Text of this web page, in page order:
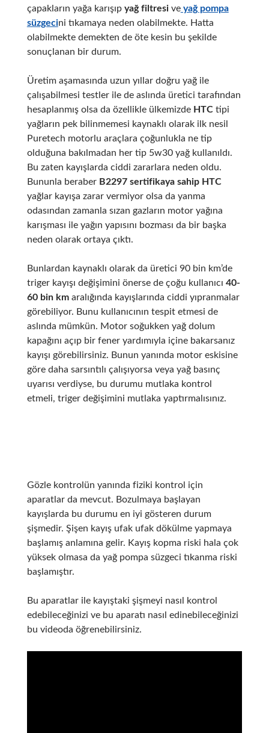
çapakların yağa karışıp yağ filtresiveyağ pompa
süzgecini tıkamaya neden olabilmekte. Hatta
olabilmekte demekten de öte kesin bu şekilde
sonuçlanan bir durum.
Üretim aşamasında uzun yıllar doğru yağ ile
çalışabilmesi testler ile de aslında üretici tarafından
hesaplanmış olsa da özellikle ülkemizde HTCtipi
yağların pek bilinmemesi kaynaklı olarak ilk nesil
Puretech motorlu araçlara çoğunlukla ne tip
olduğuna bakılmadan her tip 5w30 yağ kullanıldı.
Bu zaten kayışlarda ciddi zararlara neden oldu.
Bununla beraber B2297 sertifikaya sahip HTC
yağlar kayışa zarar vermiyor olsa da yanma
odasından zamanla sızan gazların motor yağına
karışması ile yağın yapısını bozması da bir başka
neden olarak ortaya çıktı.
Bunlardan kaynaklı olarak da üretici 90 bin km’de
triger kayışı değişimini önerse de çoğu kullanıcı 40-
60 bin kmaralığında kayışlarında ciddi yıpranmalar
görebiliyor. Bunu kullanıcının tespit etmesi de
aslında mümkün. Motor soğukken yağ dolum
kapağını açıp bir fener yardımıyla içine bakarsanız
kayışı görebilirsiniz. Bunun yanında motor eskisine
göre daha sarsıntılı çalışıyorsa veya yağ basınç
uyarısı verdiyse, bu durumu mutlaka kontrol
etmeli, triger değişimini mutlaka yaptırmalısınız.
Gözle kontrolün yanında fiziki kontrol için
aparatlar da mevcut. Bozulmaya başlayan
kayışlarda bu durumu en iyi gösteren durum
şişmedir. Şişen kayış ufak ufak dökülme yapmaya
başlamış anlamına gelir. Kayış kopma riski hala çok
yüksek olmasa da yağ pompa süzgeci tıkanma riski
başlamıştır.
Bu aparatlar ile kayıştaki şişmeyi nasıl kontrol
edebileceğinizi ve bu aparatı nasıl edinebileceğinizi
bu videoda öğrenebilirsiniz.